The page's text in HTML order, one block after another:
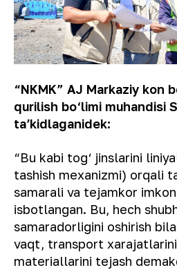
“NKMK” AJ Markaziy kon
qurilish bo‘limi muhandisi
taʼkidlaganidek:
“Bu kabi tog‘ jinslarini
tashish mexanizmi) orqali
samarali va tejamkor
isbotlangan. Bu, hech
samaradorligini oshirish
vaqt, transport
materiallarini tejash